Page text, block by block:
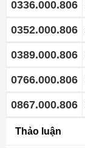
0336.000.806
0352.000.806
0389.000.806
0766.000.806
0867.000.806
Thảo luận